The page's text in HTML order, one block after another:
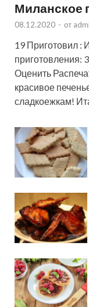
Миланское
08.12.2020 - от
19 Приготовил :
приготовления:
Оценить
красивое
сладкоежкам!